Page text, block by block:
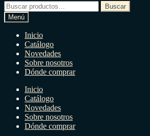
Buscar
por:
Buscar
Menú
Inicio
Catálogo
Novedades
Sobre nosotros
Dónde comprar
Inicio
Catálogo
Novedades
Sobre nosotros
Dónde comprar